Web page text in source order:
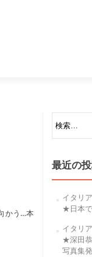
かう…本
索:
最近の
イタリ
★日本
イタリ
★深田恭
写真集発